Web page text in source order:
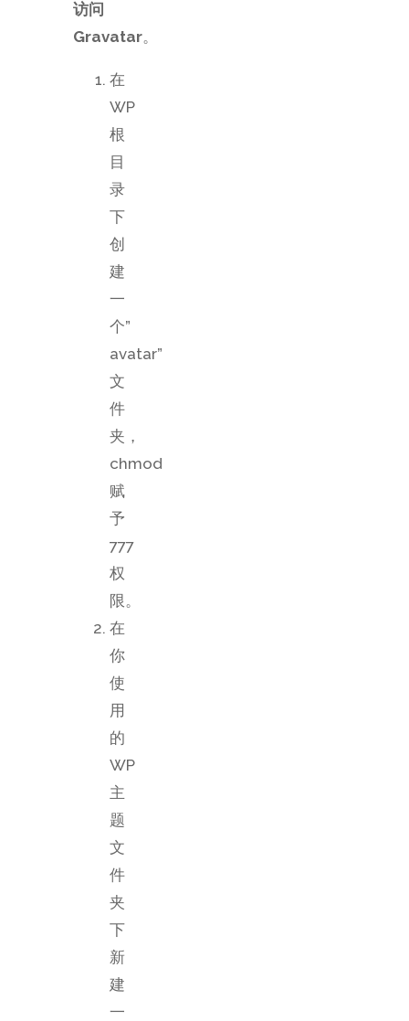
访问
Gravatar。
在
WP
根
目
录
下
创
建
一
个”
avatar”
文
件
夹，
chmod
赋
予
777
权
限。
在
你
使
用
的
WP
主
题
文
件
夹
下
新
建
一